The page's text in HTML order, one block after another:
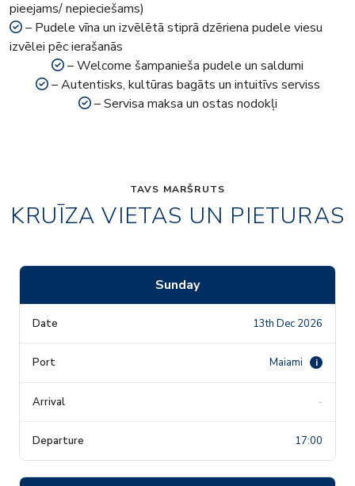
pieejams/ nepieciešams)
– Pudele vīna un izvēlētā stiprā dzēriena pudele viesu
izvēlei pēc ierašanās
– Welcome šampanieša pudele un saldumi
– Autentisks, kultūras bagāts un intuitīvs serviss
– Servisa maksa un ostas nodokļi
TAVS MARŠRUTS
KRUĪZA VIETAS UN PIETURAS
Sunday
13th Dec 2026
Maiami i
-
17:00